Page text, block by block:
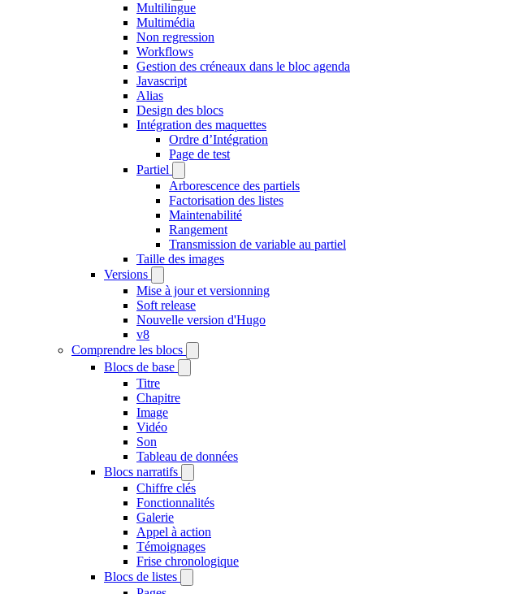
Multilingue
Multimédia
Non regression
Workflows
Gestion des créneaux dans le bloc agenda
Javascript
Alias
Design des blocs
Intégration des maquettes
Ordre d’Intégration
Page de test
Partiel
Arborescence des partiels
Factorisation des listes
Maintenabilité
Rangement
Transmission de variable au partiel
Taille des images
Versions
Mise à jour et versionning
Soft release
Nouvelle version d'Hugo
v8
Comprendre les blocs
Blocs de base
Titre
Chapitre
Image
Vidéo
Son
Tableau de données
Blocs narratifs
Chiffre clés
Fonctionnalités
Galerie
Appel à action
Témoignages
Frise chronologique
Blocs de listes